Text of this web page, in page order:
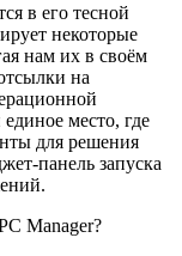
в его тесной
некоторые
нам их в своём
на
место, где
для решения
панель запуска
Manager?